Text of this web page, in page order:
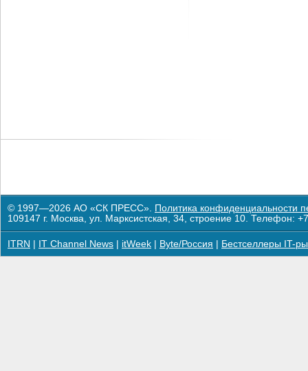
© 1997—2026 АО «СК ПРЕСС». Политика конфиденциальности
109147 г. Москва, ул. Марксистская, 34, строение 10. Телефон:
ITRN IT Channel News itWeek Byte/Россия Бестселлеры IT-